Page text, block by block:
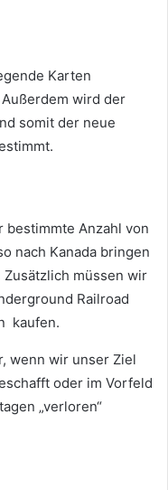
Karten
wird der
somit der neue
bestimmte Anzahl von
nach Kanada bringen
müssen wir
Railroad
kaufen.
wenn wir unser Ziel
oder im Vorfeld
„verloren“